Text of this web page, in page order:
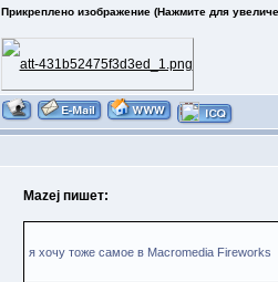
Прикреплено изображение (Нажмите для
Mazej пишет:
я хочу тоже самое в Macromedia Fireworks